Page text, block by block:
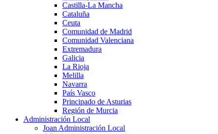
Castilla-La Mancha
Cataluña
Ceuta
Comunidad de Madrid
Comunidad Valenciana
Extremadura
Galicia
La Rioja
Melilla
Navarra
País Vasco
Principado de Asturias
Región de Murcia
Administración Local
Joan Administración Local